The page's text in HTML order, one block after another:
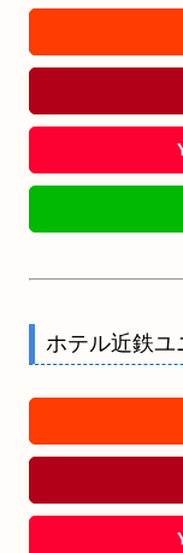
ホテル近鉄ユ